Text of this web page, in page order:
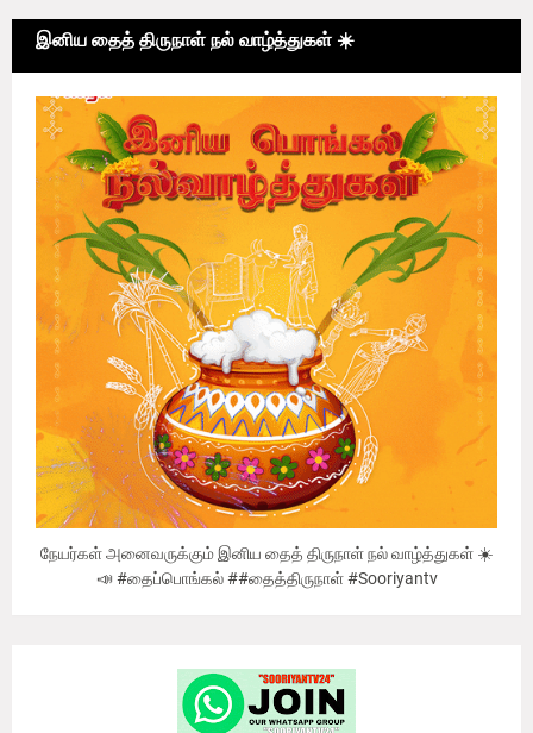
இனிய தைத் திருநாள் நல் வாழ்த்துகள் ☀️
நேயர்கள் அனைவருக்கும் இனிய தைத் திருநாள் நல் வாழ்த்துகள் ☀️
📣 #தைப்பொங்கல் ##தைத்திருநாள் #Sooriyantv